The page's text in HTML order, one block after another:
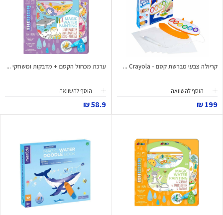
קריולה צבעי מברשת קסם - Crayola ...
הוסף להשוואה
199 ₪
ערכת מכחול הקסם + מדבקות ומשחקי ...
הוסף להשוואה
58.9 ₪